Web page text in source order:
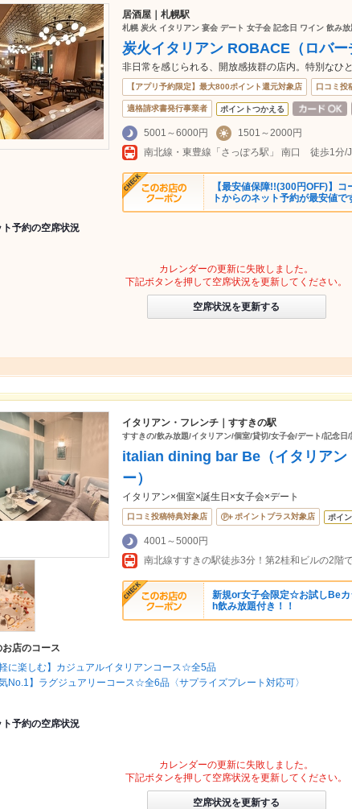
居酒屋｜札幌駅
札幌 炭火 イタリアン 宴会 デート 女子会 記念日 ワイン 飲み
炭火イタリアン ROBACE（ロバ
非日常を感じられる、開放感抜群の店内。特別なひ
【アプリ予約限定】最大800ポイント還元対象店 口コミ投
適格請求書発行事業者 ポイントつかえる
5001～6000円
1501～2000円
【最安値保障!!(300円OFF)】
トからのネット予約が最安値で
ト予約の空席状況
カレンダーの更新に失敗しました。
下記ボタンを押して空席状況を更新してください。
空席状況を更新する
イタリアン・フレンチ｜すすきの駅
すすきの/飲み放題/イタリアン/個室/貸切/女子会/デート/記念日
italian dining bar Be（イタリアン
ー）
イタリアン×個室×誕生日×女子会×デート
口コミ投稿特典対象店 ポイントプラス対象店 ポイ
4001～5000円
南北線すすきの駅徒歩3分！第2桂和ビルの2階で
新規or女子会限定☆お試しBe
h飲み放題付き！！
お店のコース
軽に楽しむ】カジュアルイタリアンコース☆全5品
気No.1】ラグジュアリーコース☆全6品〈サプライズプレート対応可〉
ト予約の空席状況
カレンダーの更新に失敗しました。
下記ボタンを押して空席状況を更新してください。
空席状況を更新する